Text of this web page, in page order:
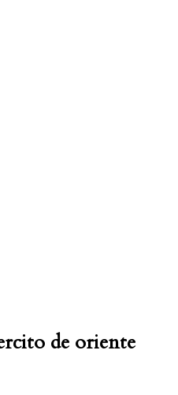
de oriente